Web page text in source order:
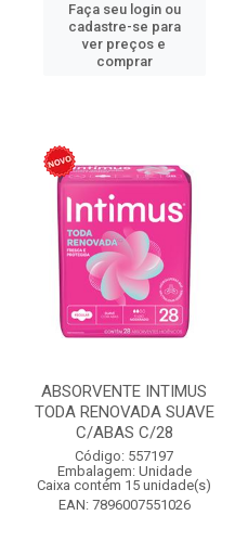
Faça seu login ou
cadastre-se para
ver preços e
comprar
ABSORVENTE INTIMUS
TODA RENOVADA SUAVE
C/ABAS C/28
Código: 557197
Embalagem: Unidade
Caixa contém 15 unidade(s)
EAN: 7896007551026